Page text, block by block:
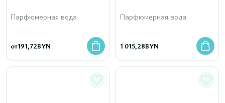
Парфюмерная вода
от191,72BYN
Парфюмерная вода
1 015,28BYN